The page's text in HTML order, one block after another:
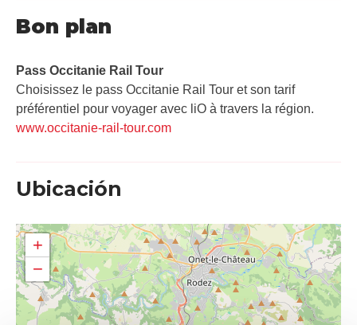
Bon plan
Pass Occitanie Rail Tour​
Choisissez le pass Occitanie Rail Tour et son tarif
préférentiel pour voyager avec liO à travers la région.
www.occitanie-rail-tour.com
Ubicación
+
−